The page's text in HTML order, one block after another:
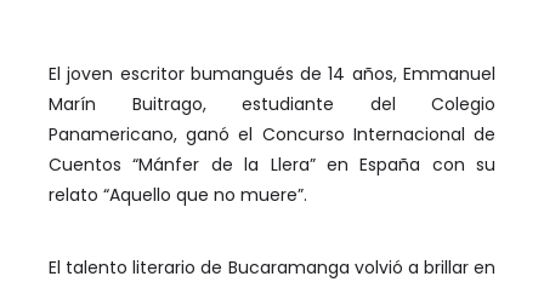
El joven escritor bumangués de 14 años, Emmanuel
Marín Buitrago, estudiante del Colegio
Panamericano, ganó el Concurso Internacional de
Cuentos “Mánfer de la Llera” en España con su
relato “Aquello que no muere”.
El talento literario de Bucaramanga volvió a brillar en